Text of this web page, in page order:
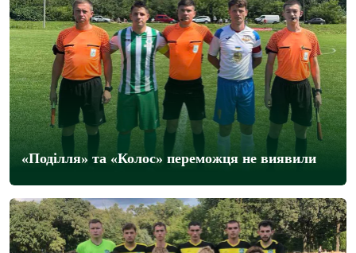
«Поділля» та «Колос» переможця не виявили